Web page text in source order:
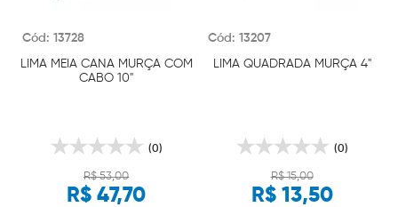
Cód: 13728
LIMA MEIA CANA MURÇA COM
CABO 10"
(0)
R$ 53,00
R$ 47,70
Cód: 13207
LIMA QUADRADA MURÇA 4"
(0)
R$ 15,00
R$ 13,50